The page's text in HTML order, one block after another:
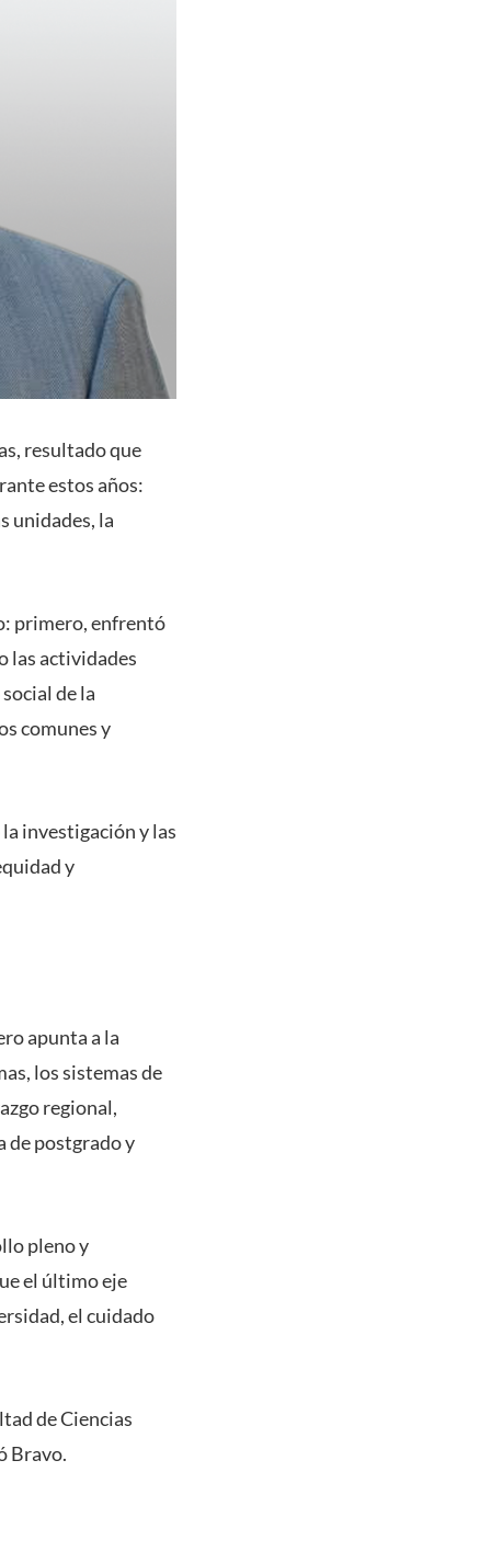
resultado que
estos años:
unidades, la
primero, enfrentó
las actividades
de la
comunes y
investigación y las
y
apunta a la
los sistemas de
regional,
de postgrado y
pleno y
el último eje
el cuidado
de Ciencias
Bravo.